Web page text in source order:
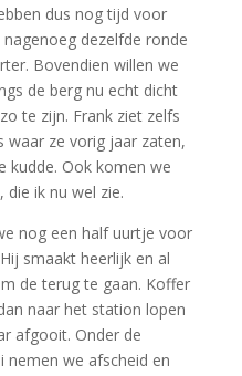
dus nog tijd voor
dezelfde ronde
Bovendien willen we
de berg nu echt dicht
te zijn. Frank ziet zelfs
waar ze vorig jaar zaten,
kudde. Ook komen we
ik nu wel zie.
nog een half uurtje voor
smaakt heerlijk en al
de terug te gaan. Koffer
naar het station lopen
afgooit. Onder de
nemen we afscheid en